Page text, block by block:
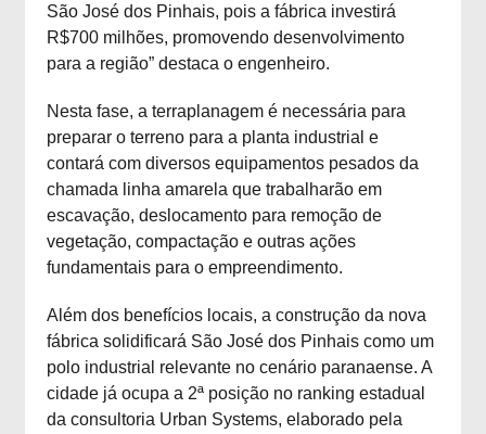
São José dos Pinhais, pois a fábrica investirá
R$700 milhões, promovendo desenvolvimento
para a região” destaca o engenheiro.
Nesta fase, a terraplanagem é necessária para
preparar o terreno para a planta industrial e
contará com diversos equipamentos pesados da
chamada linha amarela que trabalharão em
escavação, deslocamento para remoção de
vegetação, compactação e outras ações
fundamentais para o empreendimento.
Além dos benefícios locais, a construção da nova
fábrica solidificará São José dos Pinhais como um
polo industrial relevante no cenário paranaense. A
cidade já ocupa a 2ª posição no ranking estadual
da consultoria Urban Systems, elaborado pela